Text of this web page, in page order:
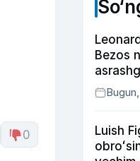
0
Bezos
ajratdi
Luish